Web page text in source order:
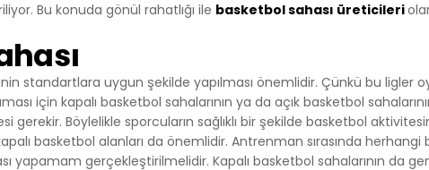
Bu konuda gönül rahatlığı ile basketbol sahası üreticileri
standartlara uygun şekilde yapılması önemlidir. Çünkü bu ligler
için kapalı basketbol sahalarının ya da açık basketbol
Böylelikle sporcuların sağlıklı bir şekilde basketbol
basketbol alanları da önemlidir. Antrenman sırasında herhangi
yapamam gerçekleştirilmelidir. Kapalı basketbol sahalarının da
YÜRÜRLÜĞÜ
Politika’nın tümünün veya belirli
yürürlük tarihi güncellenecektir. Gizlilik
yayımlanır ve kişisel veri
sunulur.
Adı/İl Adı